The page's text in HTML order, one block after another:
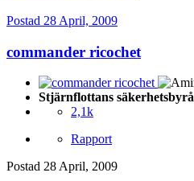
Postad 28 April, 2009
commander ricochet
Stjärnflottans säkerhetsbyrå
2,1k
Rapport
Postad 28 April, 2009